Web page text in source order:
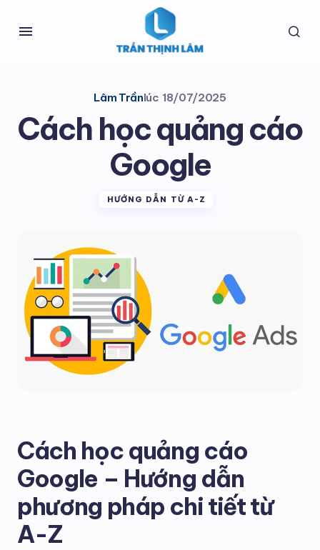
Lâm Trầnlúc 18/07/2025
Cách học quảng cáo
Google
HƯỚNG DẪN TỪ A-Z
Cách học quảng cáo
Google – Hướng dẫn
phương pháp chi tiết từ
A-Z